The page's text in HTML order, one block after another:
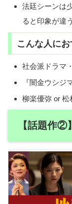
法廷シーンは
ると印象が違
こんな人に
社会派ドラマ
『闇金ウシジ
柳楽優弥 or 松
【話題作②